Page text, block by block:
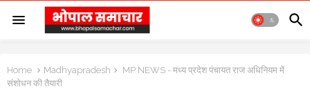
Home Madhyapradesh
MP NEWS - मध्य प्रदेश पंचायत राज अधिनियम में
संशोधन की तैयारी